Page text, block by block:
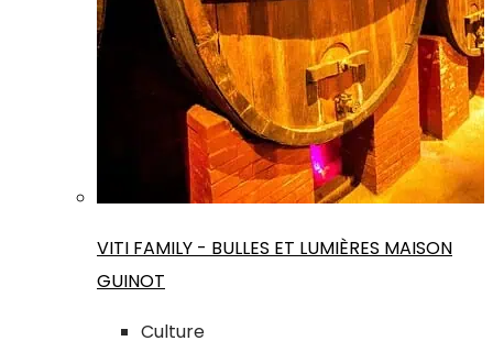
VITI FAMILY - BULLES ET LUMIÈRES MAISON
GUINOT
Culture